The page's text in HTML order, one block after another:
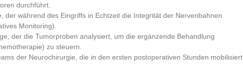
durchführt.
der während des Eingriffs in Echtzeit die Integrität der Nervenbahnen
Monitoring).
der die Tumorproben analysiert, um die ergänzende Behandlung
zu steuern.
der Neurochirurgie, die in den ersten postoperativen Stunden mobilisiert